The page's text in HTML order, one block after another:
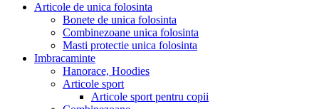
Articole de unica folosinta
Bonete de unica folosinta
Combinezoane unica folosinta
Masti protectie unica folosinta
Imbracaminte
Hanorace, Hoodies
Articole sport
Articole sport pentru copii